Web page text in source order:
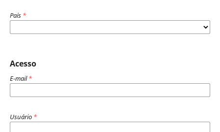
País *
Acesso
E-mail*
Usuário *